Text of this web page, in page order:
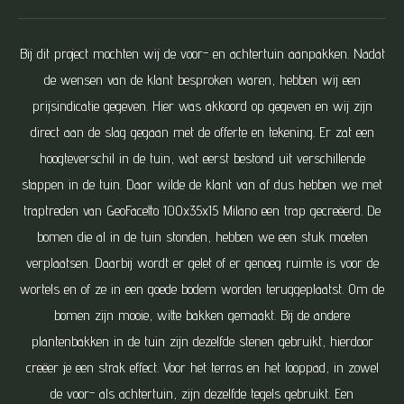
Bij dit project mochten wij de voor- en achtertuin aanpakken. Nadat
de wensen van de klant besproken waren, hebben wij een
prijsindicatie gegeven. Hier was akkoord op gegeven en wij zijn
direct aan de slag gegaan met de offerte en tekening. Er zat een
hoogteverschil in de tuin, wat eerst bestond uit verschillende
stappen in de tuin. Daar wilde de klant van af dus hebben we met
traptreden van GeoFacetto 100x35x15 Milano een trap gecreëerd. De
bomen die al in de tuin stonden, hebben we een stuk moeten
verplaatsen. Daarbij wordt er gelet of er genoeg ruimte is voor de
wortels en of ze in een goede bodem worden teruggeplaatst. Om de
bomen zijn mooie, witte bakken gemaakt. Bij de andere
plantenbakken in de tuin zijn dezelfde stenen gebruikt, hierdoor
creëer je een strak effect. Voor het terras en het looppad, in zowel
de voor- als achtertuin, zijn dezelfde tegels gebruikt. Een